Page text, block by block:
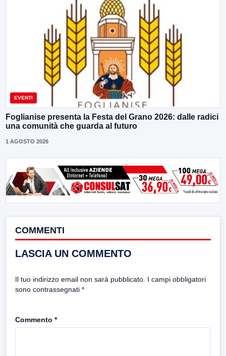
EVENTI
Foglianise presenta la Festa del Grano 2026: dalle radici
una comunità che guarda al futuro
1 AGOSTO 2026
COMMENTI
LASCIA UN COMMENTO
Il tuo indirizzo email non sarà pubblicato. I campi obbligatori
sono contrassegnati *
Commento *